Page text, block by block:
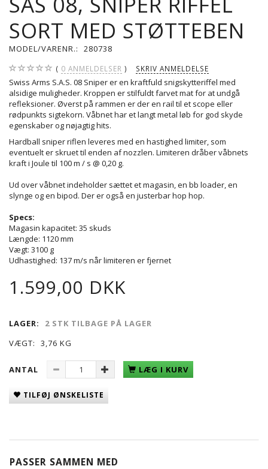
SORT MED STØTTEBEN
MODEL/VARENR.: 280738
0 ANMELDELSER SKRIV ANMELDELSE
Swiss Arms S.A.S. 08 Sniper er en kraftfuld snigskytteriffel med
alsidige muligheder. Kroppen er stilfuldt farvet mat for at undgå
refleksioner. Øverst på rammen er der en rail til et scope eller
rødpunkts sigtekorn. Våbnet har et langt metal løb for god skyde
egenskaber og nøjagtig hits.
Hardball sniper riflen leveres med en hastighed limiter, som
eventuelt er skruet til enden af nozzlen. Limiteren dråber våbnets
kraft i Joule til 100 m / s @ 0,20 g.
Ud over våbnet indeholder sættet et magasin, en bb loader, en
slynge og en bipod. Der er også en justerbar hop hop.
Specs:
Magasin kapacitet: 35 skuds
Længde: 1120 mm
Vægt: 3100 g
Udhastighed: 137 m/s når limiteren er fjernet
1.599,00 DKK
LAGER:
2 STK TILBAGE PÅ LAGER
VÆGT:
3,76 KG
ANTAL LÆG I KURV
TILFØJ ØNSKELISTE
PASSER SAMMEN MED